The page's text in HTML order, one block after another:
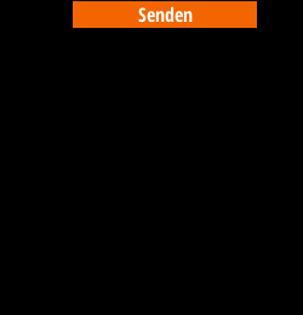
Senden